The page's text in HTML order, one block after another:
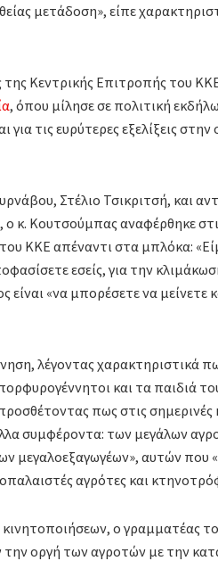
μετάδοση», είπε
της Κεντρικής Επιτροπής του
, όπου μίλησε σε πολιτική
για τις ευρύτερες εξελίξεις
Στέλιο Τσικριτσή, και
ο κ. Κουτσούμπας αναφέρθηκε
ΚΚΕ απέναντι στα μπλόκα:
εσείς, για την
είναι «να μπορέσετε να
λέγοντας χαρακτηριστικά
και τα παιδιά
πως στις σημερινές
συμφέροντα: των μεγάλων
μεγαλοεξαγωγέων», αυτών που
αγρότες και
ο γραμματέας
οργή των αγροτών με την